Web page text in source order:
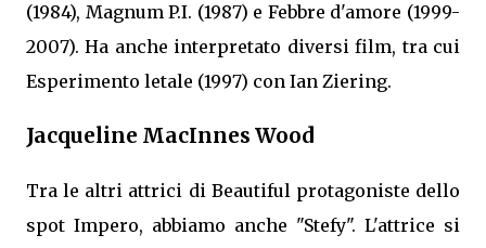
(1984), Magnum P.I. (1987) e Febbre d'amore (1999-
2007). Ha anche interpretato diversi film, tra cui
Esperimento letale (1997) con Ian Ziering.
Jacqueline MacInnes Wood
Tra le altri attrici di Beautiful protagoniste dello
spot Impero, abbiamo anche "Stefy". L'attrice si